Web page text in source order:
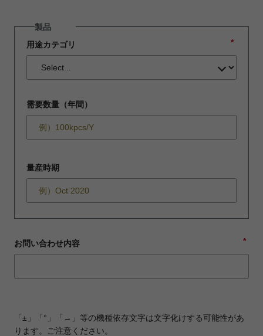
製品
*
用途カテゴリ
需要数量（年間）
量産時期
*
お問い合わせ内容
「±」「°」「→」等の機種依存文字は文字化けする可能性があ
ります。ご注意ください。